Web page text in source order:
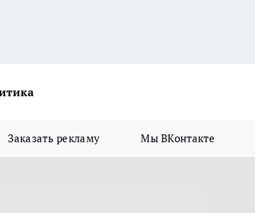
Заказать рекламу Мы ВКонтакте